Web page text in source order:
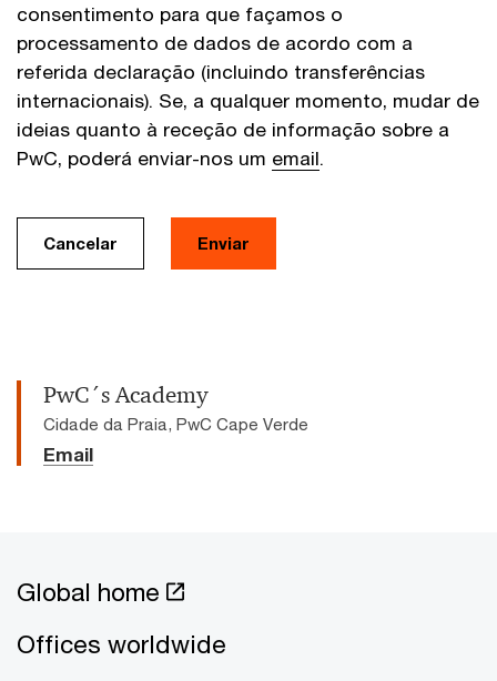
consentimento para que façamos o
processamento de dados de acordo com a
referida declaração (incluindo transferências
internacionais). Se, a qualquer momento, mudar de
ideias quanto à receção de informação sobre a
PwC, poderá enviar-nos um email.
Cancelar Enviar
PwC´s Academy
Cidade da Praia, PwC Cape Verde
Email
Global home
Offices worldwide